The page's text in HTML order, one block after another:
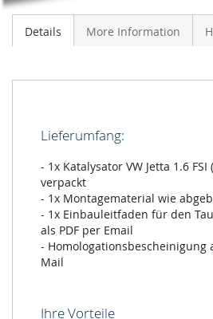
Details More Information
Lieferumfang:
- 1x Katalysator VW Jetta 1.6
verpackt
- 1x Montagematerial wie
- 1x Einbauleitfaden für den
als PDF per Email
- Homologationsbescheinigung
Mail
Ihre Vorteile